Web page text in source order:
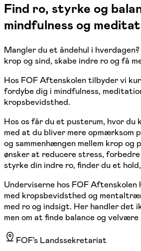
Find ro, styrke og
mindfulness og
Mangler du et åndehul i
krop og sind, skabe indre ro og få
Hos FOF Aftenskolen tilbyder vi
fordybe dig i mindfulness,
kropsbevidsthed.
Hos os får du et pusterum, hvor du
med at du bliver mere opmærksom
og sammenhængen mellem krop og
ønsker at reducere stress,
styrke din indre ro, finder du et
Underviserne hos FOF
med kropsbevidsthed og
med ro og indsigt. Her handler det
men om at finde balance og velvære
FOF's Landssekretariat